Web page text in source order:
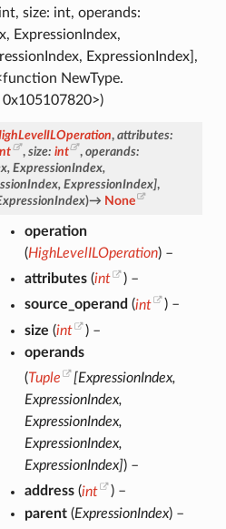
size: int, operands:
ExpressionIndex,
ExpressionIndex],
NewType.
, attributes:
, size: int ,operands:
, ExpressionIndex,
, ExpressionIndex],
)→ None
operation
(HighLevelILOperation) –
attributes(int
) –
source_operand (int
) –
size (int
) –
operands
(Tuple [ExpressionIndex,
ExpressionIndex,
ExpressionIndex,
ExpressionIndex,
ExpressionIndex]) –
address(int
) –
parent(ExpressionIndex) –